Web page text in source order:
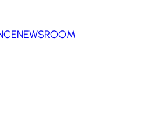
NEWSROOM